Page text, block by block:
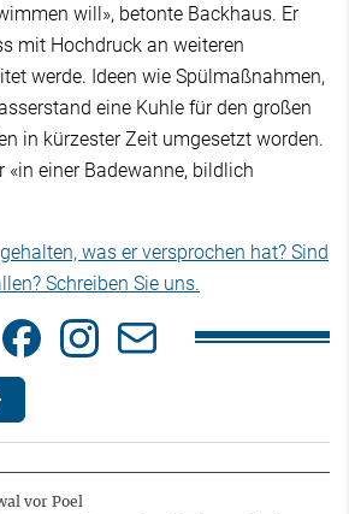
will», betonte Backhaus. Er
mit Hochdruck an weiteren
werde. Ideen wie Spülmaßnahmen,
eine Kuhle für den großen
in kürzester Zeit umgesetzt worden.
«in einer Badewanne, bildlich
was er versprochen hat? Sind
Schreiben Sie uns.
vor Poel